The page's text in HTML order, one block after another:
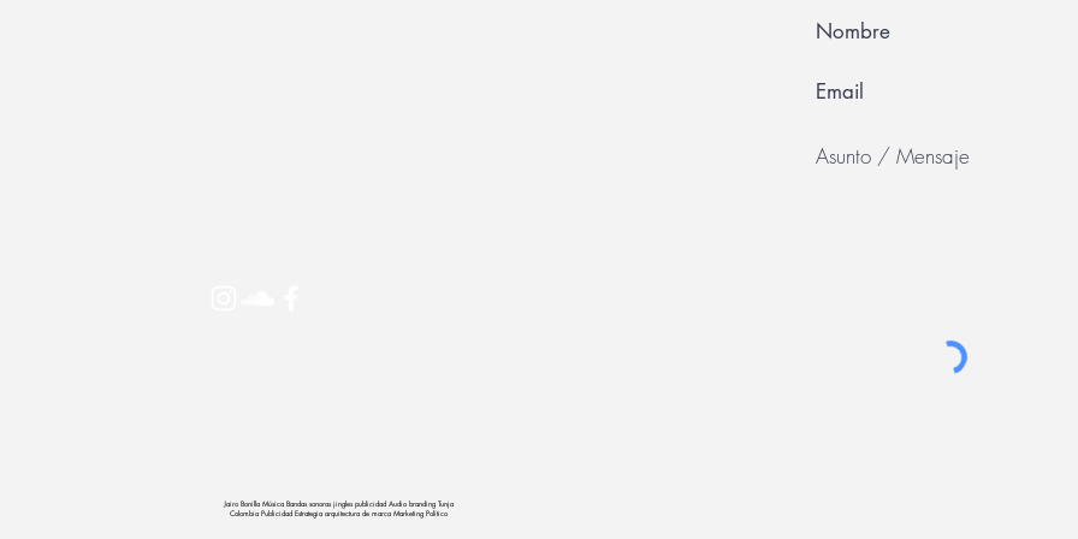
Jairo Bonilla Música Bandas sonoras jingles publicidad Audio branding Tunja
Colombia Publicidad Estrategia arquitectura de marca Marketing Político